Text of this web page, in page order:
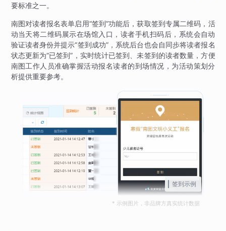
要标准之一。
南图对读者报名表单启用“签到”功能后，获取签到专属二维码，活
动当天将二维码展示在场馆入口，读者手机扫码后，系统会自动
验证读者身份并提示“签到成功”，系统后台也会自同步将读者报名
状态更新为“已签到”，实时统计已签到、未签到的读者数量，方便
南图工作人员准确掌握活动报名读者的到场情况，为活动策划分
析提供重要参考。
签到示例
* 示例图片，非品牌方真实统计数据